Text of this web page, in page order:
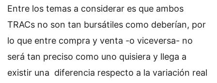
Entre los temas a considerar es que ambos
TRACs no son tan bursátiles como deberían, por
lo que entre compra y venta -o viceversa- no
será tan preciso como uno quisiera y llega a
existir una diferencia respecto a la variación real